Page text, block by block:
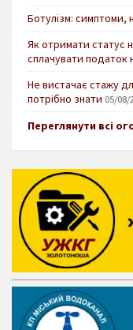
Ботулізм: симптоми,
Як отримати статус
сплачувати податок
Не вистачає стажу
потрібно знати 05/08/
Переглянути всі